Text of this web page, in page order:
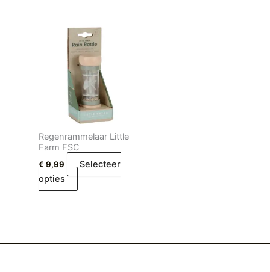
Regenrammelaar Little
Farm FSC
€9,99
Selecteer
opties